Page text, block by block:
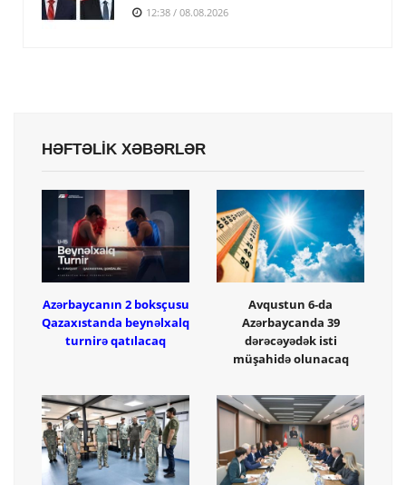
12:38 / 08.08.2026
HƏFTƏLİK XƏBƏRLƏR
Azərbaycanın 2 boksçusu
Qazaxıstanda beynəlxalq
turnirə qatılacaq
Avqustun 6-da
Azərbaycanda 39
dərəcəyədək isti
müşahidə olunacaq